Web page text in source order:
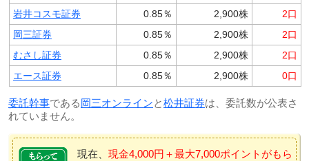
岩井コスモ証券
0.85％ 2,900株
2口
岡三証券
0.85％ 2,900株
2口
むさし証券
0.85％ 2,900株
2口
エース証券
0.85％ 2,900株 0口
委託幹事である岡三オンラインと松井証券は、委託数が公表さ
れていません。
現在、 現金4,000円＋最大7,000ポイントがもら